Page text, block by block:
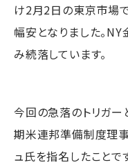
け2月2日の東京市場
幅安となりました。
み続落しています。
今回の急落のトリガー
期米連邦準備制度理事
ュ氏を指名したことで